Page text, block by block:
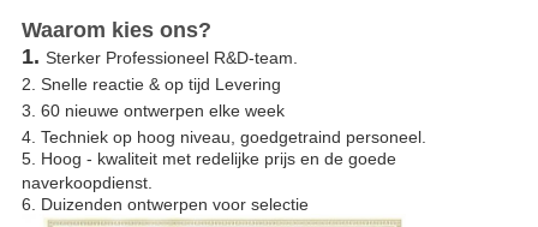
Waarom kies ons?
1. Sterker Professioneel R&D-team.
2. Snelle reactie & op tijd Levering
3. 60 nieuwe ontwerpen elke week
4. Techniek op hoog niveau, goedgetraind personeel.
5. Hoog - kwaliteit met redelijke prijs en de goede
naverkoopdienst.
6. Duizenden ontwerpen voor selectie